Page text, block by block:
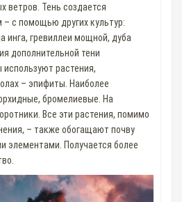
ветров. Тень создается
с помощью других культур:
инга, гревиллеи мощной, дуба
дополнительной тени
растения,
– эпифиты. Наиболее
бромелиевые. На
Все эти растения, помимо
– также обогащают почву
элементами. Получается более